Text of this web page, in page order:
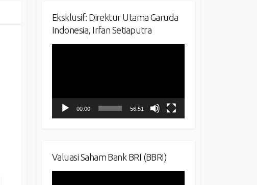
Eksklusif: Direktur Utama Garuda
Indonesia, Irfan Setiaputra
00:00 56:51
Valuasi Saham Bank BRI (BBRI)